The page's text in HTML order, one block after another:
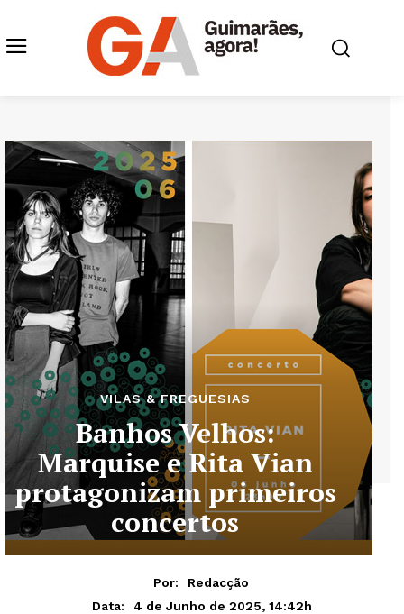
VILAS & FREGUESIAS
Banhos Velhos:
Marquise e Rita Vian
protagonizam primeiros
concertos
Por:
Redacção
Data:
4 de Junho de 2025, 14:42h